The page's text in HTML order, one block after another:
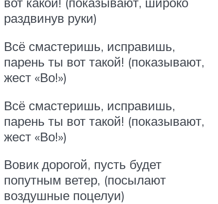
раздвинув руки)
Всё смастеришь, исправишь,
парень ты вот такой! (показывают,
жест «Во!»)
Всё смастеришь, исправишь,
парень ты вот такой! (показывают,
жест «Во!»)
Вовик дорогой, пусть будет
попутным ветер, (посылают
воздушные поцелуи)